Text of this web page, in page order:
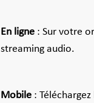
En ligne : Sur votre
streaming audio.
Mobile :